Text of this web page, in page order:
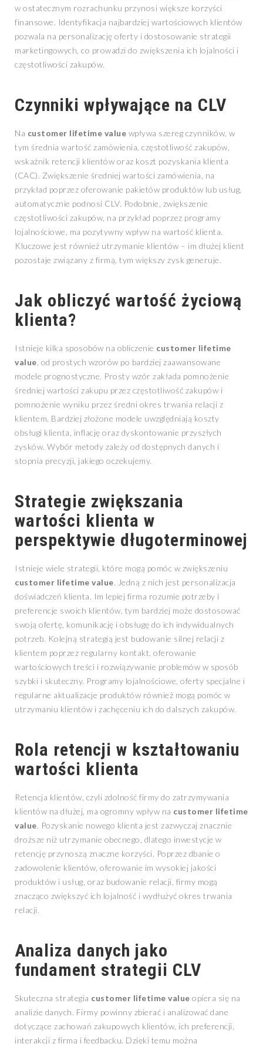
w ostatecznym rozrachunku przynosi większe korzyści
finansowe. Identyfikacja najbardziej wartościowych klientów
pozwala na personalizację oferty i dostosowanie strategii
marketingowych, co prowadzi do zwiększenia ich lojalności i
częstotliwości zakupów.
Czynniki wpływające na CLV
Na customer lifetime value wpływa szereg czynników, w
tym średnia wartość zamówienia, częstotliwość zakupów,
wskaźnik retencji klientów oraz koszt pozyskania klienta
(CAC). Zwiększenie średniej wartości zamówienia, na
przykład poprzez oferowanie pakietów produktów lub usług,
automatycznie podnosi CLV. Podobnie, zwiększenie
częstotliwości zakupów, na przykład poprzez programy
lojalnościowe, ma pozytywny wpływ na wartość klienta.
Kluczowe jest również utrzymanie klientów – im dłużej klient
pozostaje związany z firmą, tym większy zysk generuje.
Jak obliczyć wartość życiową
klienta?
Istnieje kilka sposobów na obliczenie customer lifetime
value , od prostych wzorów po bardziej zaawansowane
modele prognostyczne. Prosty wzór zakłada pomnożenie
średniej wartości zakupu przez częstotliwość zakupów i
pomnożenie wyniku przez średni okres trwania relacji z
klientem. Bardziej złożone modele uwzględniają koszty
obsługi klienta, inflację oraz dyskontowanie przyszłych
zysków. Wybór metody zależy od dostępnych danych i
stopnia precyzji, jakiego oczekujemy.
Strategie zwiększania
wartości klienta w
perspektywie długoterminowej
Istnieje wiele strategii, które mogą pomóc w zwiększeniu
customer lifetime value. Jedną z nich jest personalizacja
doświadczeń klienta. Im lepiej firma rozumie potrzeby i
preferencje swoich klientów, tym bardziej może dostosować
swoją ofertę, komunikację i obsługę do ich indywidualnych
potrzeb. Kolejną strategią jest budowanie silnej relacji z
klientem poprzez regularny kontakt, oferowanie
wartościowych treści i rozwiązywanie problemów w sposób
szybki i skuteczny. Programy lojalnościowe, oferty specjalne i
regularne aktualizacje produktów również mogą pomóc w
utrzymaniu klientów i zachęceniu ich do dalszych zakupów.
Rola retencji w kształtowaniu
wartości klienta
Retencja klientów, czyli zdolność firmy do zatrzymywania
klientów na dłużej, ma ogromny wpływ na customer lifetime
value. Pozyskanie nowego klienta jest zazwyczaj znacznie
droższe niż utrzymanie obecnego, dlatego inwestycje w
retencję przynoszą znaczne korzyści. Poprzez dbanie o
zadowolenie klientów, oferowanie im wysokiej jakości
produktów i usług, oraz budowanie relacji, firmy mogą
znacząco zwiększyć ich lojalność i wydłużyć okres trwania
relacji.
Analiza danych jako
fundament strategii CLV
Skuteczna strategia customer lifetime value opiera się na
analizie danych. Firmy powinny zbierać i analizować dane
dotyczące zachowań zakupowych klientów, ich preferencji,
interakcji z firmą i feedbacku. Dzięki temu można